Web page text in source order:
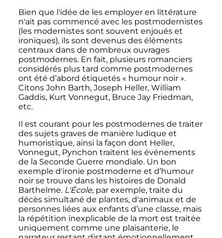
Bien que l'idée de les employer en littérature
n'ait pas commencé avec les postmodernistes
(les modernistes sont souvent enjoués et
ironiques), ils sont devenus des éléments
centraux dans de nombreux ouvrages
postmodernes. En fait, plusieurs romanciers
considérés plus tard comme postmodernes
ont été d’abord étiquetés « humour noir ».
Citons John Barth, Joseph Heller, William
Gaddis, Kurt Vonnegut, Bruce Jay Friedman,
etc.
Il est courant pour les postmodernes de traiter
des sujets graves de manière ludique et
humoristique, ainsi la façon dont Heller,
Vonnegut, Pynchon traitent les événements
de la Seconde Guerre mondiale. Un bon
exemple d'ironie postmoderne et d’humour
noir se trouve dans les histoires de Donald
Barthelme. L'École, par exemple, traite du
décès simultané de plantes, d'animaux et de
personnes liées aux enfants d’une classe, mais
la répétition inexplicable de la mort est traitée
uniquement comme une plaisanterie, le